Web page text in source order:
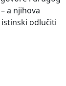
a njihova
istinski odlučiti